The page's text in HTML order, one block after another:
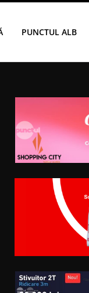
PUNCTUL ALB